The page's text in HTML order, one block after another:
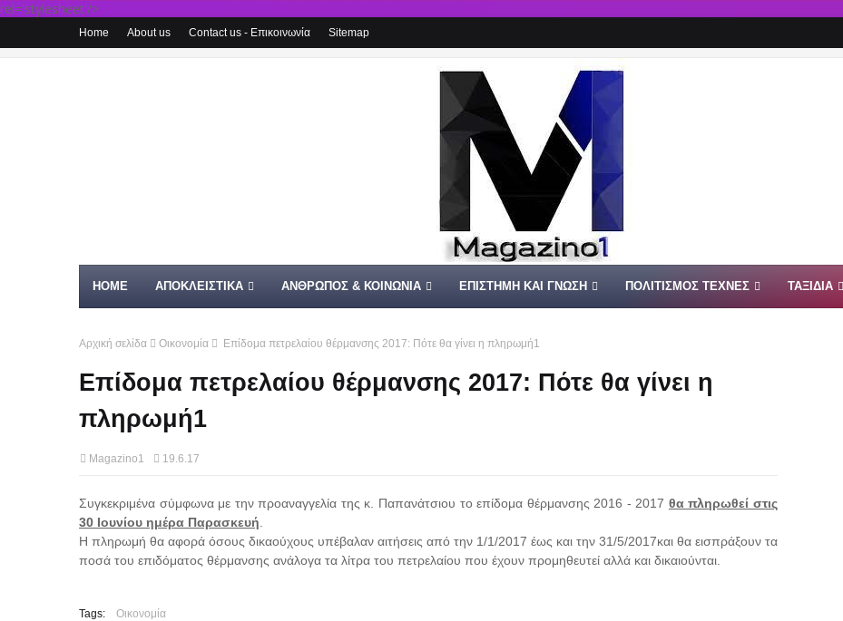
rel='stylesheet'/>
Home About us Contact us - Επικοινωνία Sitemap
HOME ΑΠΟΚΛΕΙΣΤΙΚΑ ΑΝΘΡΩΠΟΣ & ΚΟΙΝΩΝΙΑ ΕΠΙΣΤΗΜΗ ΚΑΙ ΓΝΩΣΗ ΠΟΛΙΤΙΣΜΟΣ ΤΕΧΝΕΣ ΤΑΞΙΔΙΑ
Αρχική σελίδα Οικονομία Επίδομα πετρελαίου θέρμανσης 2017: Πότε θα γίνει η πληρωμή1
Επίδομα πετρελαίου θέρμανσης 2017: Πότε θα γίνει η
πληρωμή1
Magazino1 19.6.17
Συγκεκριμένα σύμφωνα με την προαναγγελία της κ. Παπανάτσιου το επίδομα θέρμανσης 2016 - 2017 θα πληρωθεί στις
30 Ιουνίου ημέρα Παρασκευή
Η πληρωμή θα αφορά όσους δικαούχους υπέβαλαν αιτήσεις από την 1/1/2017 έως και την 31/5/2017και θα εισπράξουν τα
ποσά του επιδόματος θέρμανσης ανάλογα τα λίτρα του πετρελαίου που έχουν προμηθευτεί αλλά και δικαιούνται.
Tags: Οικονομία